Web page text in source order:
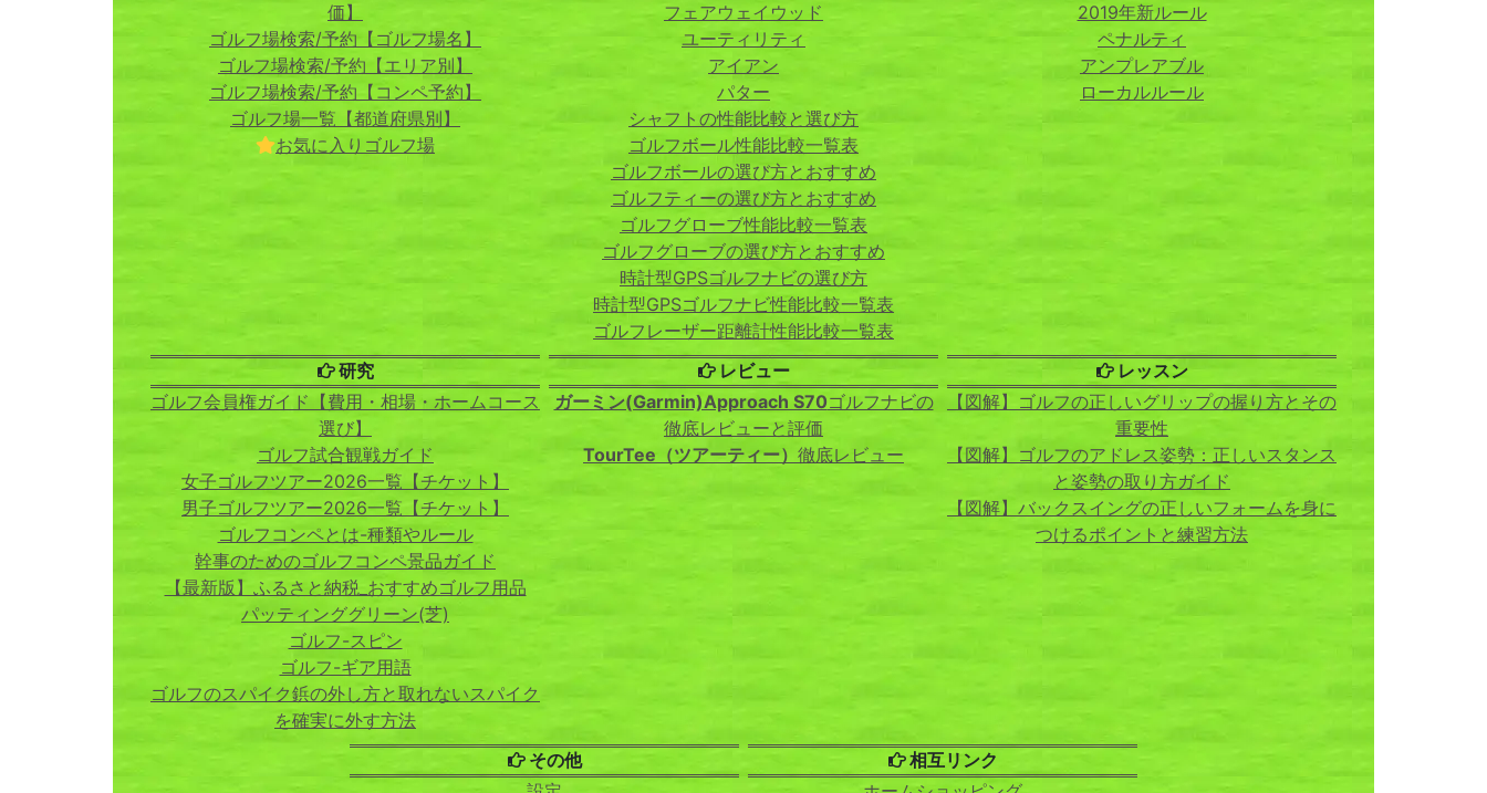
価】
ゴルフ場検索/予約【ゴルフ場名】
ゴルフ場検索/予約【エリア別】
ゴルフ場検索/予約【コンペ予約】
ゴルフ場一覧【都道府県別】
お気に入りゴルフ場
フェアウェイウッド
ユーティリティ
アイアン
パター
シャフトの性能比較と選び方
ゴルフボール性能比較一覧表
ゴルフボールの選び方とおすすめ
ゴルフティーの選び方とおすすめ
ゴルフグローブ性能比較一覧表
ゴルフグローブの選び方とおすすめ
時計型GPSゴルフナビの選び方
時計型GPSゴルフナビ性能比較一覧表
ゴルフレーザー距離計性能比較一覧表
2019年新ルール
ペナルティ
アンプレアブル
ローカルルール
研究
ゴルフ会員権ガイド【費用・相場・ホームコース
選び】
ゴルフ試合観戦ガイド
女子ゴルフツアー2026一覧【チケット】
男子ゴルフツアー2026一覧【チケット】
ゴルフコンペとは-種類やルール
幹事のためのゴルフコンペ景品ガイド
【最新版】ふるさと納税_おすすめゴルフ用品
パッティンググリーン(芝)
ゴルフ-スピン
ゴルフ-ギア用語
ゴルフのスパイク鋲の外し方と取れないスパイク
を確実に外す方法
レビュー
ガーミン(Garmin)Approach S70ゴルフナビの
徹底レビューと評価
TourTee（ツアーティー） 徹底レビュー
レッスン
【図解】ゴルフの正しいグリップの握り方とその
重要性
【図解】ゴルフのアドレス姿勢：正しいスタンス
と姿勢の取り方ガイド
【図解】バックスイングの正しいフォームを身に
つけるポイントと練習方法
その他 相互リンク